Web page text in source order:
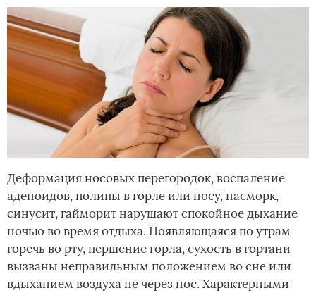
Деформация носовых перегородок, воспаление
аденоидов, полипы в горле или носу, насморк,
синусит, гайморит нарушают спокойное дыхание
ночью во время отдыха. Появляющаяся по утрам
горечь во рту, першение горла, сухость в гортани
вызваны неправильным положением во сне или
вдыханием воздуха не через нос. Характерными